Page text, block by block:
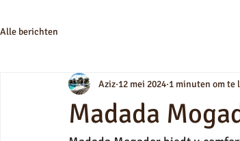
Alle berichten
Madada
Aziz 12 mei 2024 1 minuten om te